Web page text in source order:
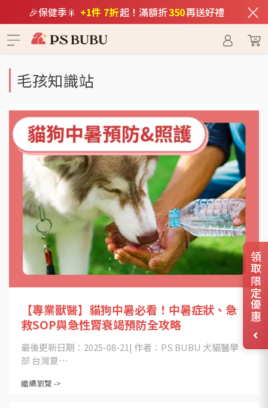
🎉保健季🎇 +1件 7折起！滿額折350再送好禮 ×
毛孩知識站
【專業獸醫】貓狗中暑必看！中暑症狀、急
救SOP與急性腎衰竭預防全攻略
最後更新日期：2025-08-21| 作者：PS BUBU 犬貓醫學
部 台灣夏⋯
繼續瀏覽 ->
領取限定優惠